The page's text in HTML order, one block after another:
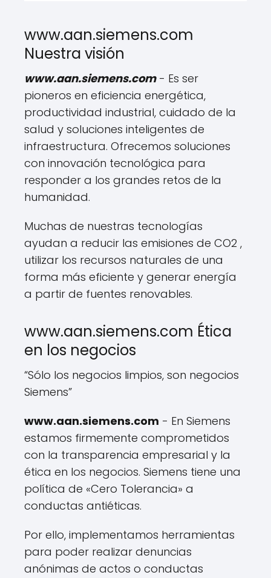
www.aan.siemens.com
Nuestra visión
www.aan.siemens.com- Es ser
pioneros en eficiencia energética,
productividad industrial, cuidado de la
salud y soluciones inteligentes de
infraestructura. Ofrecemos soluciones
con innovación tecnológica para
responder a los grandes retos de la
humanidad.
Muchas de nuestras tecnologías
ayudan a reducir las emisiones de CO2 ,
utilizar los recursos naturales de una
forma más eficiente y generar energía
a partir de fuentes renovables.
www.aan.siemens.com Ética
en los negocios
“Sólo los negocios limpios, son negocios
Siemens”
www.aan.siemens.com - En Siemens
estamos firmemente comprometidos
con la transparencia empresarial y la
ética en los negocios. Siemens tiene una
política de «Cero Tolerancia» a
conductas antiéticas.
Por ello, implementamos herramientas
para poder realizar denuncias
anónimas de actos o conductas